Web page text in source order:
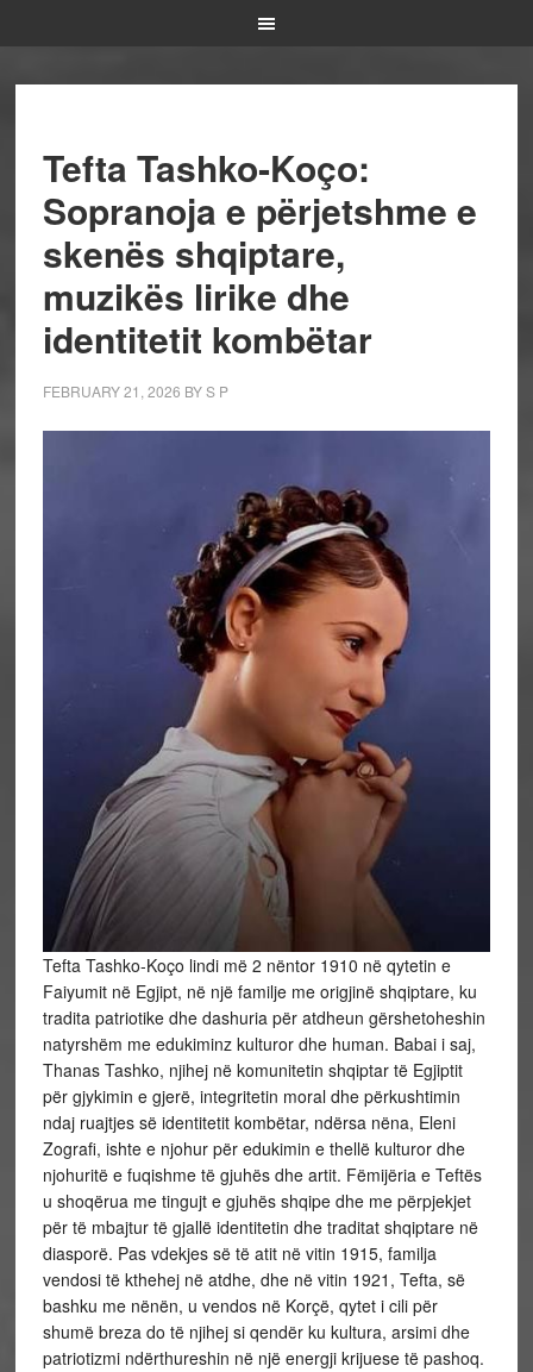
Tefta Tashko‑Koço:
Sopranoja e përjetshme e
skenës shqiptare,
muzikës lirike dhe
identitetit kombëtar
FEBRUARY 21, 2026 BYS P
Tefta Tashko‑Koço lindi më 2 nëntor 1910 në qytetin e
Faiyumit në Egjipt, në një familje me origjinë shqiptare, ku
tradita patriotike dhe dashuria për atdheun gërshetoheshin
natyrshëm me edukiminz kulturor dhe human. Babai i saj,
Thanas Tashko, njihej në komunitetin shqiptar të Egjiptit
për gjykimin e gjerë, integritetin moral dhe përkushtimin
ndaj ruajtjes së identitetit kombëtar, ndërsa nëna, Eleni
Zografi, ishte e njohur për edukimin e thellë kulturor dhe
njohuritë e fuqishme të gjuhës dhe artit. Fëmijëria e Tef­tës
u shoqërua me tingujt e gjuhës shqipe dhe me përpjekjet
për të mbajtur të gjallë identitetin dhe traditat shqiptare në
diasporë. Pas vdekjes së të atit në vitin 1915, familja
vendosi të kthehej në atdhe, dhe në vitin 1921, Tefta, së
bashku me nënën, u vendos në Korçë, qytet i cili për
shumë breza do të njihej si qendër ku kultura, arsimi dhe
patriotizmi ndërthureshin në një energji krijuese të pashoq.